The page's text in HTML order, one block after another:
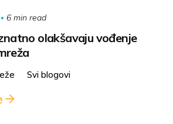
6 min read
olakšavaju vođenje
Svi blogovi